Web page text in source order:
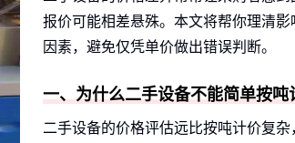
报价可能相差悬殊。本文将帮你理清
因素，避免仅凭单价做出错误判断。
一、为什么二手设备不能简单按吨
二手设备的价格评估远比按吨计价复